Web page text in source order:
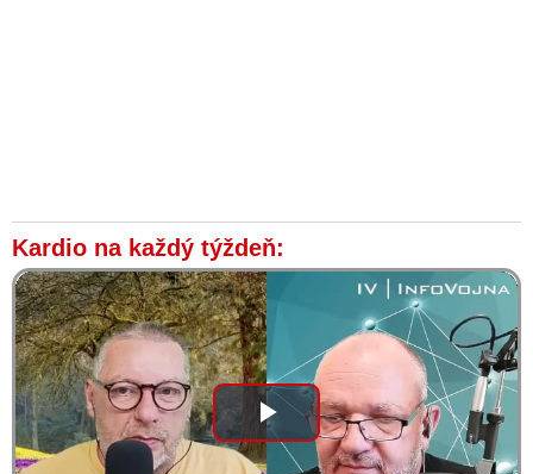
Kardio na každý týždeň:
Play